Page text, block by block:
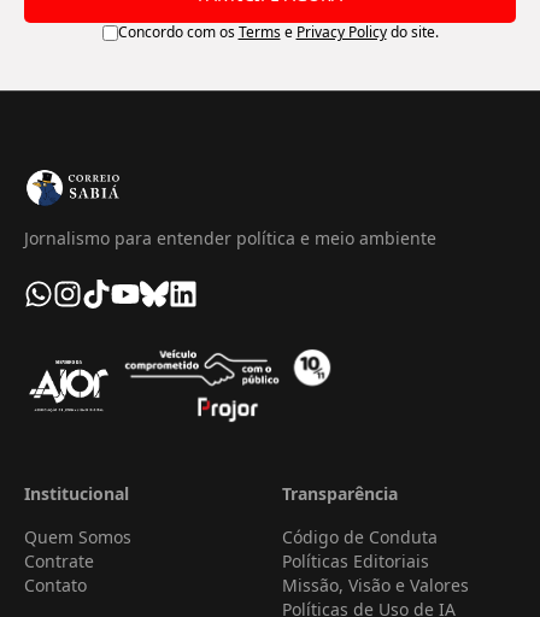
Concordo com osTermse Privacy Policydo site.
Jornalismo para entender política e meio ambiente
Institucional
Quem Somos
Contrate
Contato
Transparência
Código de Conduta
Políticas Editoriais
Missão, Visão e Valores
Políticas de Uso de IA